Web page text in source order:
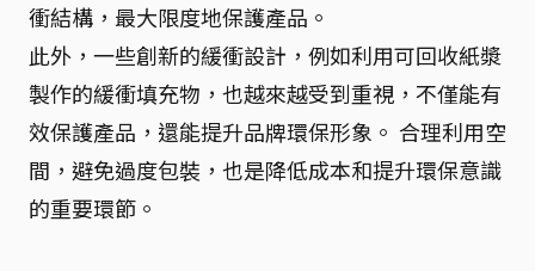
衝結構，最大限度地保護產品。
此外，一些創新的緩衝設計，例如利用可回收紙漿
製作的緩衝填充物，也越來越受到重視，不僅能有
效保護產品，還能提升品牌環保形象。 合理利用空
間，避免過度包裝，也是降低成本和提升環保意識
的重要環節。